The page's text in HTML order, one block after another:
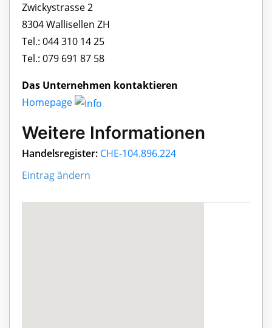
Zwickystrasse 2
8304 Wallisellen ZH
Tel.: 044 310 14 25
Tel.: 079 691 87 58
Das Unternehmen kontaktieren
Homepage
Weitere Informationen
Handelsregister: CHE-104.896.224
Eintrag ändern